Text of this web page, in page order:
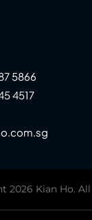
5866
4517
2026 Kian Ho. All